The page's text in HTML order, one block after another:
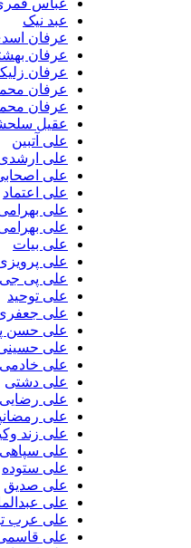
عباس قمری
عبد نیک
عرفان اسدی
عرفان بهشتی
عرفان زلیکانی
عرفان محمدزاده و
عرفان محمدی زاده
عقیل سلحشور
علی آتبین
علی ارشدی
علی اصحابی
علی اعتماد
علی بهرامی
علی بهرامی صدر
علی بیات
علی پرویزی
علی پی جی
علی توحید
علی جعفری
علی حسن پور
علی حسینی
علی خادمی
علی دشتی
علی رضایی
علی رمضانپور و
علی زند وکیلی
علی سپاهی
علی ستوده
علی صدیق
علی عبدالمالکی
علی عرب تبار
علی قاسمی